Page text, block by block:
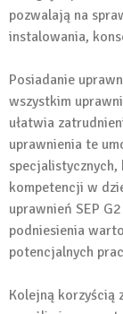
pozwalają na
instalowania,
Posiadanie
wszystkim
ułatwia
uprawnienia te
kompetencji w
uprawnień SEP
podniesienia
potencjalnych
Kolejną korzyścią